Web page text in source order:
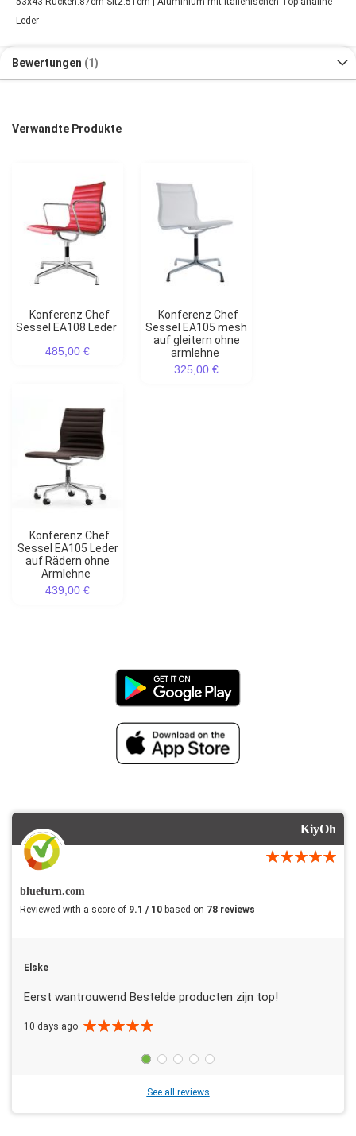
Leder
Bewertungen 1
Verwandte Produkte
Konferenz Chef
Sessel EA108 Leder
485,00 €
Konferenz Chef
Sessel EA105 mesh
auf gleitern ohne
armlehne
325,00 €
Konferenz Chef
Sessel EA105 Leder
auf Rädern ohne
Armlehne
439,00 €
KiyOh
bluefurn.com
Reviewed with a score of 9.1 / 10 based on 78 reviews
Elske
Eerst wantrouwend Bestelde producten zijn top!
10 days ago
See all reviews